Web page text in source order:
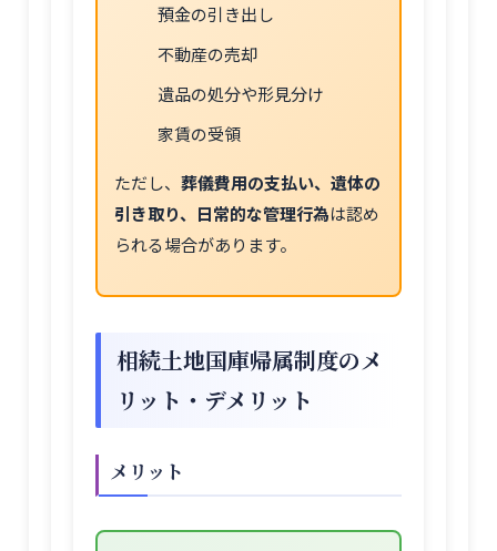
預金の引き出し
不動産の売却
遺品の処分や形見分け
家賃の受領
ただし、 葬儀費用の支払い、遺体の
引き取り、日常的な管理行為は認め
られる場合があります。
相続土地国庫帰属制度のメ
リット・デメリット
メリット